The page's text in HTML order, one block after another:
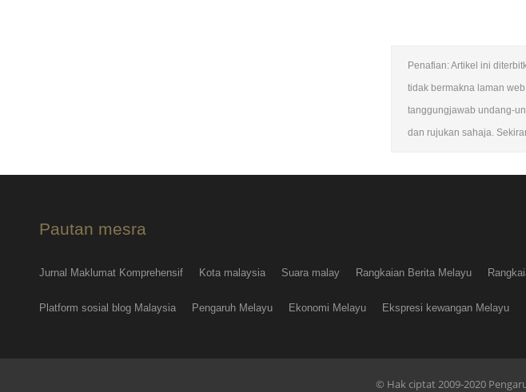
Penafian: Artikel ini
tidak bermakna laman
tanggungjawab undang-
dan rujukan sahaja.
Pautan mesra
Jurnal Maklumat Komprehensif Kota malaysia Suara malay Rangkaian Berita Melayu
Platform sosial blog Malaysia Pengaruh Melayu Ekonomi Melayu Ekspresi kewangan Melayu
© Hak ciptat 2009-2020